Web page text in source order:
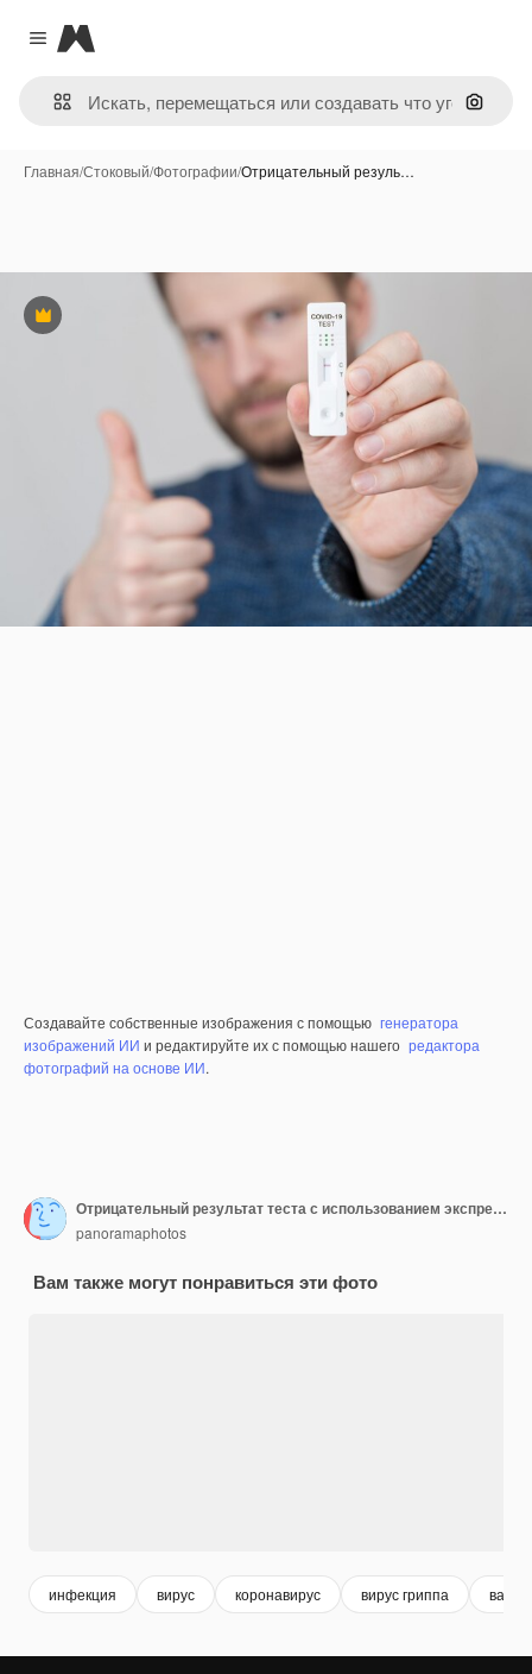
Close menu
Magnific
Поиск
Главная/Стоковый/Фотографии/Отрицательный резуль…
Премиум
Создавайте собственные изображения с помощью генератора
изображений ИИ и редактируйте их с помощью нашего редактора
фотографий на основе ИИ.
Отрицательный результат теста с использованием экспресс-теста на COVID19
panoramaphotos
Вам также могут понравиться эти фото
инфекция вирус коронавирус вирус гриппа